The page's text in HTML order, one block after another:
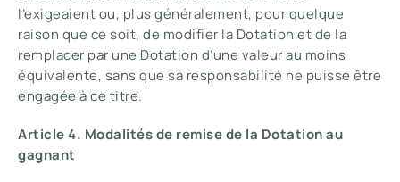
l’exigeaient ou, plus généralement, pour quelque
raison que ce soit, de modifier la Dotation et de la
remplacer par une Dotation d’une valeur au moins
équivalente, sans que sa responsabilité ne puisse être
engagée à ce titre.
Article 4. Modalités de remise de la Dotation au
gagnant